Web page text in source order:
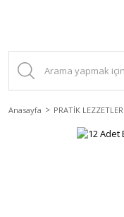
Anasayfa PRATİK LEZZETLER